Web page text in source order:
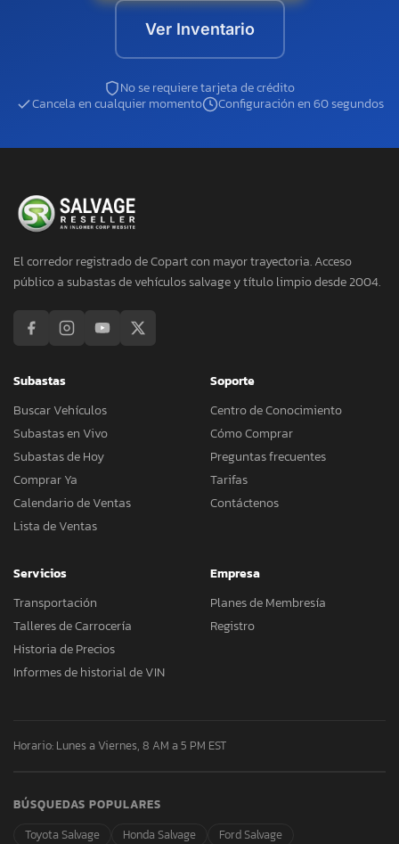
Ver Inventario
No se requiere tarjeta de crédito
Cancela en cualquier momento
Configuración en 60 segundos
El corredor registrado de Copart con mayor trayectoria. Acceso
público a subastas de vehículos salvage y título limpio desde 2004.
Subastas
Buscar Vehículos
Subastas en Vivo
Subastas de Hoy
Comprar Ya
Calendario de Ventas
Lista de Ventas
Soporte
Centro de Conocimiento
Cómo Comprar
Preguntas frecuentes
Tarifas
Contáctenos
Servicios
Transportación
Talleres de Carrocería
Historia de Precios
Informes de historial de VIN
Empresa
Planes de Membresía
Registro
Horario: Lunes a Viernes, 8 AM a 5 PM EST
BÚSQUEDAS POPULARES
Toyota Salvage
Honda Salvage Ford Salvage